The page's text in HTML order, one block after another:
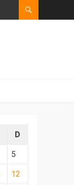
D
5
12